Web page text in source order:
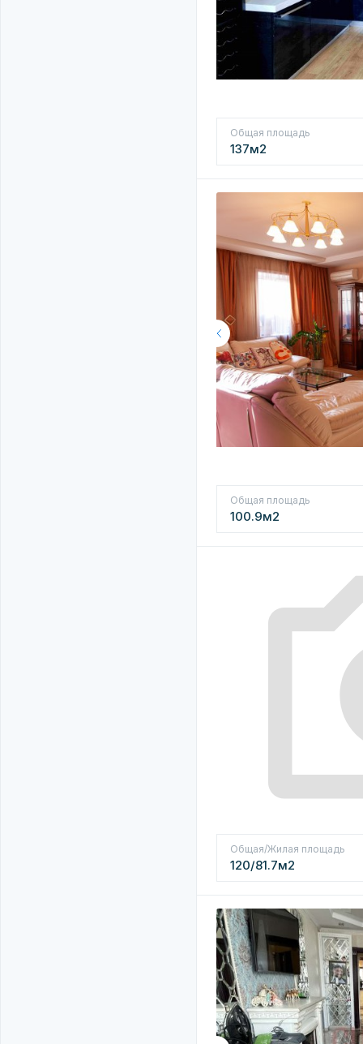
Общая площадь
137м2
Общая площадь
100.9м2
Общая/Жилая площадь
120/81.7м2